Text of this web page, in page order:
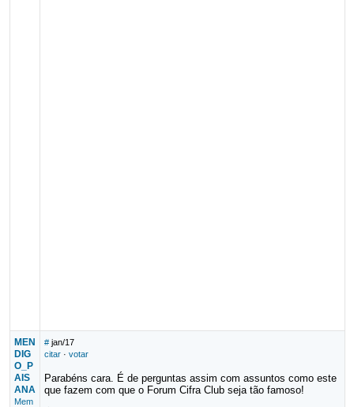
MEN
DIG
O_P
AIS
ANA
Mem
# jan/17
citar· votar
Parabéns cara. É de perguntas assim com assuntos como este
que fazem com que o Forum Cifra Club seja tão famoso!